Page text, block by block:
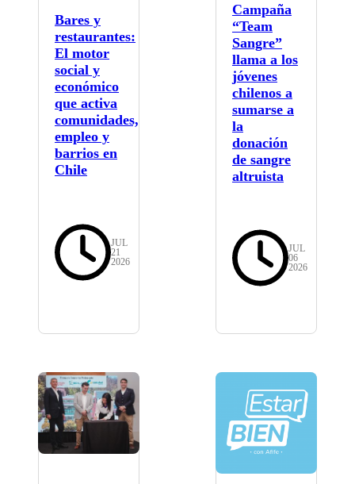
Bares y
restaurantes:
El motor
social y
económico
que activa
comunidades,
empleo y
barrios en
Chile
JUL
21
2026
Campaña
“Team
Sangre”
llama a los
jóvenes
chilenos a
sumarse a
la
donación
de sangre
altruista
JUL
06
2026